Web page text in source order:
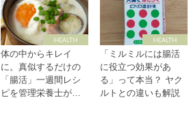
体の中からキレイ
に。真似するだけの
「腸活」一週間レシ
ピを管理栄養士が紹
「ミルミルには腸活
に役立つ効果があ
る」って本当？ ヤク
ルトとの違いも解説